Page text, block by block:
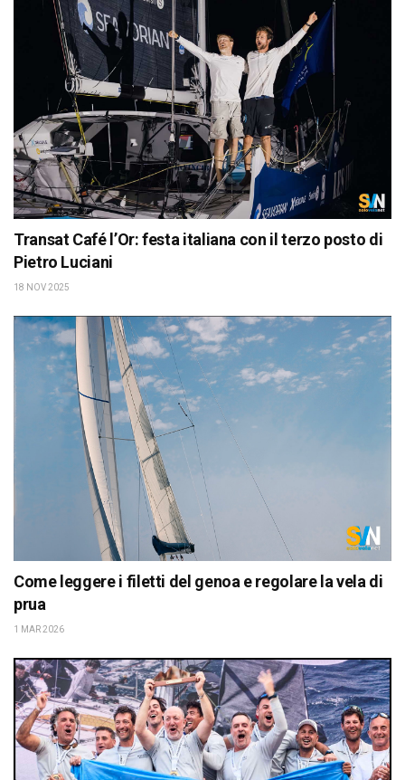
Transat Café l’Or: festa italiana con il terzo posto di
Pietro Luciani
18 NOV 2025
Come leggere i filetti del genoa e regolare la vela di
prua
1 MAR 2026